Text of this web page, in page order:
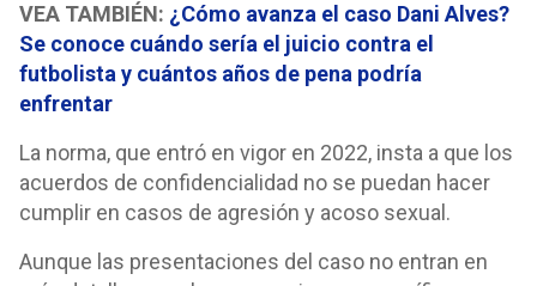
VEA TAMBIÉN: ¿Cómo avanza el caso Dani Alves?
Se conoce cuándo sería el juicio contra el
futbolista y cuántos años de pena podría
enfrentar
La norma, que entró en vigor en 2022, insta a que los
acuerdos de confidencialidad no se puedan hacer
cumplir en casos de agresión y acoso sexual.
Aunque las presentaciones del caso no entran en